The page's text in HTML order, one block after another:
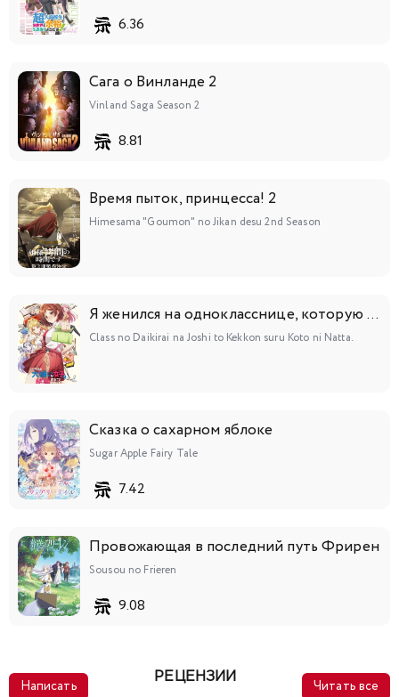
6.36
Сага о Винланде 2
Vinland Saga Season 2
8.81
Время пыток, принцесса! 2
Himesama "Goumon" no Jikan desu 2nd Season
Я женился на однокласснице, которую ненавидел
Class no Daikirai na Joshi to Kekkon suru Koto ni Natta.
Сказка о сахарном яблоке
Sugar Apple Fairy Tale
7.42
Провожающая в последний путь Фрирен
Sousou no Frieren
9.08
Написать
РЕЦЕНЗИИ
Читать все